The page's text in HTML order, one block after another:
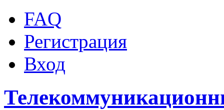
FAQ
Регистрация
Вход